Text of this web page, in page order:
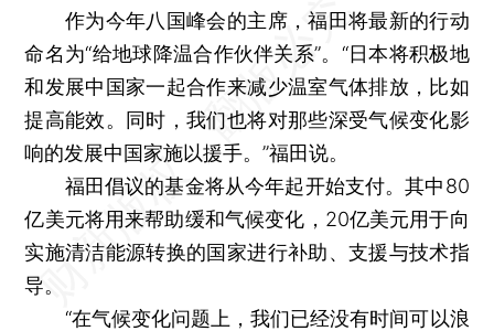
作为今年八国峰会的主席，福田将最新的行动
命名为“给地球降温合作伙伴关系”。“日本将积极地
和发展中国家一起合作来减少温室气体排放，比如
提高能效。同时，我们也将对那些深受气候变化影
响的发展中国家施以援手。”福田说。
福田倡议的基金将从今年起开始支付。其中80
亿美元将用来帮助缓和气候变化，20亿美元用于向
实施清洁能源转换的国家进行补助、支援与技术指
导。
“在气候变化问题上，我们已经没有时间可以浪